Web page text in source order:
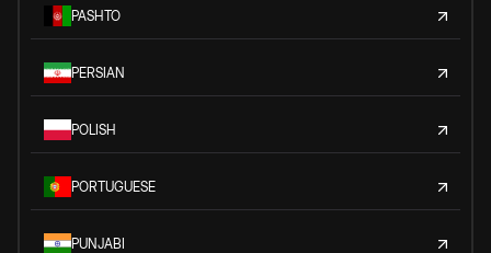
PASHTO
PERSIAN
POLISH
PORTUGUESE
PUNJABI